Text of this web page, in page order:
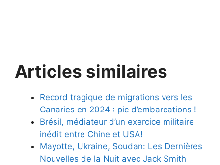
Articles similaires
Record tragique de migrations vers les
Canaries en 2024 : pic d’embarcations !
Brésil, médiateur d’un exercice militaire
inédit entre Chine et USA!
Mayotte, Ukraine, Soudan: Les Dernières
Nouvelles de la Nuit avec Jack Smith